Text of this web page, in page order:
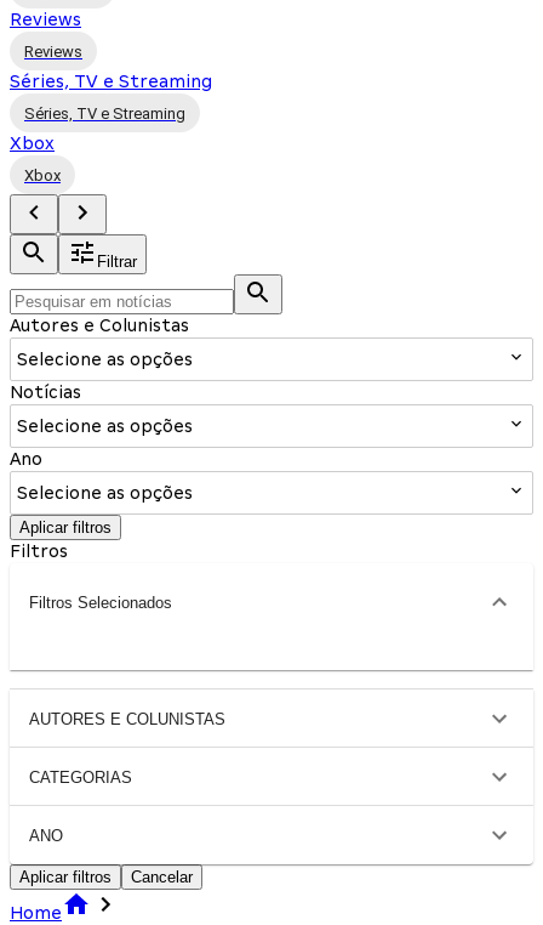
Reviews
Reviews
Séries, TV e Streaming
Séries, TV e Streaming
Xbox
Xbox
Filtrar
Autores e Colunistas
Selecione as opções
Notícias
Selecione as opções
Ano
Selecione as opções
Aplicar filtros
Filtros
Filtros Selecionados
AUTORES E COLUNISTAS
CATEGORIAS
ANO
Aplicar filtros Cancelar
Home